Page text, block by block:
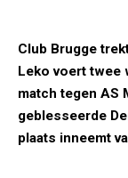
Club Brugge
Leko voert twee
match tegen AS
geblesseerde
plaats inneemt